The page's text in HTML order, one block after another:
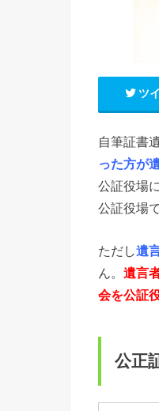
ツ
自筆証書
った方が
公証役場
公証役場
ただし遺
ん。 遺言
会を公証
公正